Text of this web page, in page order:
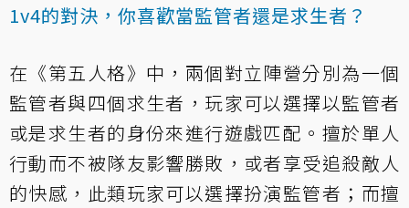
1v4的對決，你喜歡當監管者還是求生者？
在《第五人格》中，兩個對立陣營分別為一個
監管者與四個求生者，玩家可以選擇以監管者
或是求生者的身份來進行遊戲匹配。擅於單人
行動而不被隊友影響勝敗，或者享受追殺敵人
的快感，此類玩家可以選擇扮演監管者；而擅